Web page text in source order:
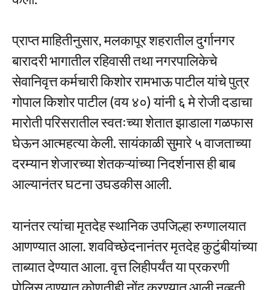
प्राप्त माहितीनुसार, मलकापूर शहरातील दुर्गानगर
बारादरी भागातील रहिवासी तथा नगरपालिकेचे
सेवानिवृत्त कर्मचारी किशोर रामभाऊ पाटील यांचे पुत्र
गोपाल किशोर पाटील (वय ४०) यांनी ६ मे रोजी दडाचा
मारोती परिसरातील स्वतःच्या शेतात झाडाला गळफास
घेऊन आत्महत्या केली. सायंकाळी सुमारे ५ वाजताच्या
दरम्यान शेजारच्या शेतकऱ्यांच्या निदर्शनास ही बाब
आल्यानंतर घटना उघडकीस आली.
यानंतर त्यांचा मृतदेह स्थानिक उपजिल्हा रुग्णालयात
आणण्यात आला. शवविच्छेदनानंतर मृतदेह कुटुंबीयांच्या
ताब्यात देण्यात आला. वृत्त लिहीपर्यंत या प्रकरणी